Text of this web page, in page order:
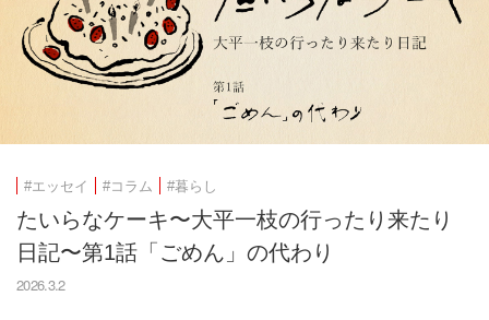
#エッセイ #コラム #暮らし
たいらなケーキ〜大平一枝の行ったり来たり
日記〜第1話「ごめん」の代わり
2026.3.2